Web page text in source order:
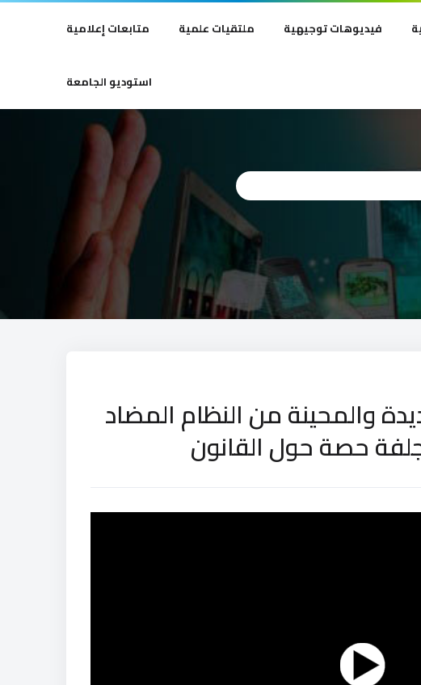
فيديوهات توجيهية ملتقيات علمية متابعات إعلامية
استوديو الجامعة
والمحينة من النظام المضاد
حصة حول القانون